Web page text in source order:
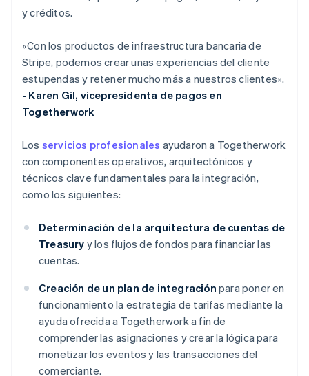
y créditos.
«Con los productos de infraestructura bancaria de
Stripe, podemos crear unas experiencias del cliente
estupendas y retener mucho más a nuestros clientes».
- Karen Gil, vicepresidenta de pagos en
Togetherwork
Los servicios profesionales ayudaron a Togetherwork
con componentes operativos, arquitectónicos y
técnicos clave fundamentales para la integración,
como los siguientes:
Determinación de la arquitectura de cuentas de
Treasury y los flujos de fondos para financiar las
cuentas.
Creación de un plan de integración para poner en
funcionamiento la estrategia de tarifas mediante la
ayuda ofrecida a Togetherwork a fin de
comprender las asignaciones y crear la lógica para
monetizar los eventos y las transacciones del
comerciante.